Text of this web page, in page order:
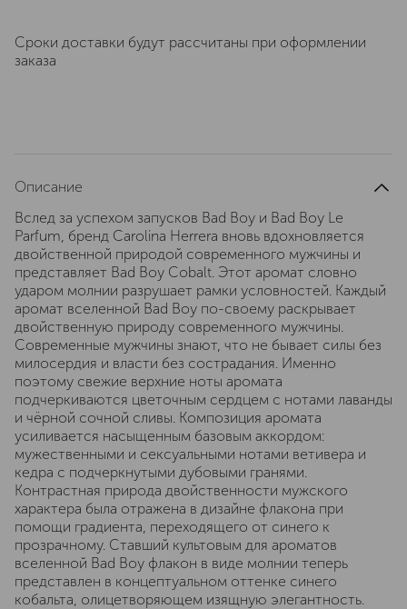
Сроки доставки будут рассчитаны при оформлении
заказа
Описание
Вслед за успехом запусков Bad Boy и Bad Boy Le
Parfum, бренд Carolina Herrera вновь вдохновляется
двойственной природой современного мужчины и
представляет Bad Boy Cobalt. Этот аромат словно
ударом молнии разрушает рамки условностей. Каждый
аромат вселенной Bad Boy по-своему раскрывает
двойственную природу современного мужчины.
Современные мужчины знают, что не бывает силы без
милосердия и власти без сострадания. Именно
поэтому свежие верхние ноты аромата
подчеркиваются цветочным сердцем с нотами лаванды
и чёрной сочной сливы. Композиция аромата
усиливается насыщенным базовым аккордом:
мужественными и сексуальными нотами ветивера и
кедра с подчеркнутыми дубовыми гранями.
Контрастная природа двойственности мужского
характера была отражена в дизайне флакона при
помощи градиента, переходящего от синего к
прозрачному. Ставший культовым для ароматов
вселенной Bad Boy флакон в виде молнии теперь
представлен в концептуальном оттенке синего
кобальта, олицетворяющем изящную элегантность.